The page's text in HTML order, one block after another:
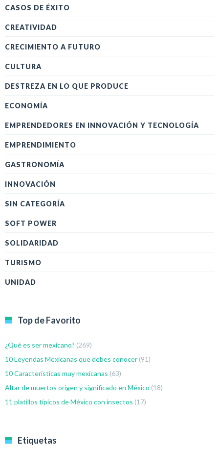
CASOS DE ÉXITO
CREATIVIDAD
CRECIMIENTO A FUTURO
CULTURA
DESTREZA EN LO QUE PRODUCE
ECONOMÍA
EMPRENDEDORES EN INNOVACIÓN Y TECNOLOGÍA
EMPRENDIMIENTO
GASTRONOMÍA
INNOVACIÓN
SIN CATEGORÍA
SOFT POWER
SOLIDARIDAD
TURISMO
UNIDAD
Top de Favorito
¿Qué es ser mexicano? (269)
10 Leyendas Mexicanas que debes conocer (91)
10 Características muy mexicanas (63)
Altar de muertos origen y significado en México (18)
11 platillos típicos de México con insectos (17)
Etiquetas